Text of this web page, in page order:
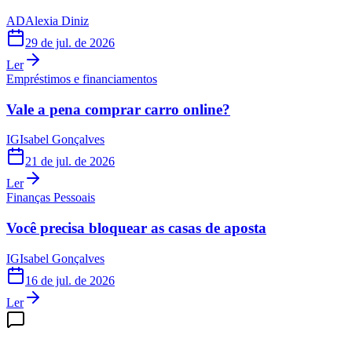
ADAlexia Diniz
29 de jul. de 2026
Ler
Empréstimos e financiamentos
Vale a pena comprar carro online?
IGIsabel Gonçalves
21 de jul. de 2026
Ler
Finanças Pessoais
Você precisa bloquear as casas de aposta
IGIsabel Gonçalves
16 de jul. de 2026
Ler